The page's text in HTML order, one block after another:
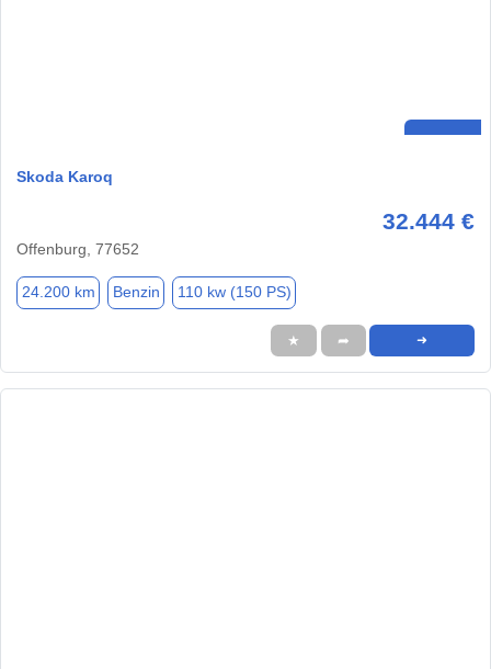
Skoda Karoq
32.444 €
Offenburg, 77652
24.200 km Benzin 110 kw (150 PS)
★ ➦ ➜